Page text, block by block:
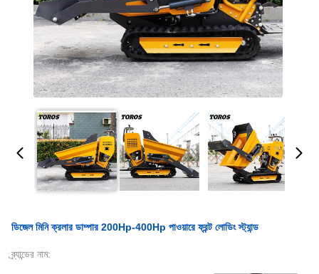
ডিজেল মিনি ক্রলার ডাম্পার 200Hp-400Hp পাওয়ারে ফ্রন্ট লোডিং স্ট্যান্ড
ব্র্যান্ডের নাম: